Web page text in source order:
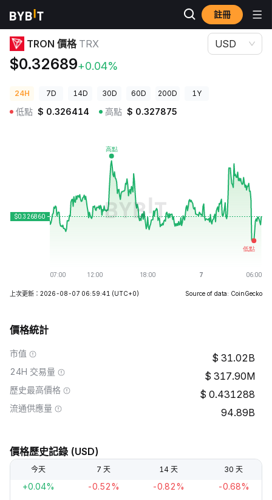
註冊
加密貨幣價格
TRON 價格 TRX
$0.32689+0.04%
USD
24H 7D 14D 30D 60D 200D 1Y
低點 $ 0.326414 高點 $ 0.327875
上次更新：2026-08-07 06:59:41 (UTC+0) Source of data: CoinGecko
價格統計
市值 31.02B
24H 交易量 317.90M
歷史最高價格 0.431288
流通供應量 94.89B
價格歷史記錄 (USD)
今天 7 天 14 天 30 天
+0.04% -0.52% -0.82% -0.68%